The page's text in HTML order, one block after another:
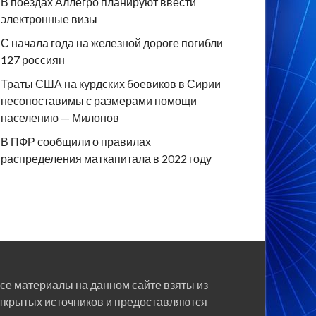
электронные визы
С начала года на железной дороге погибли
127 россиян
Траты США на курдских боевиков в Сирии
несопоставимы с размерами помощи
населению — Милонов
В ПФР сообщили о правилах
распределения маткапитала в 2022 году
материалы на данном сайте взяты из
источников и предоставляются